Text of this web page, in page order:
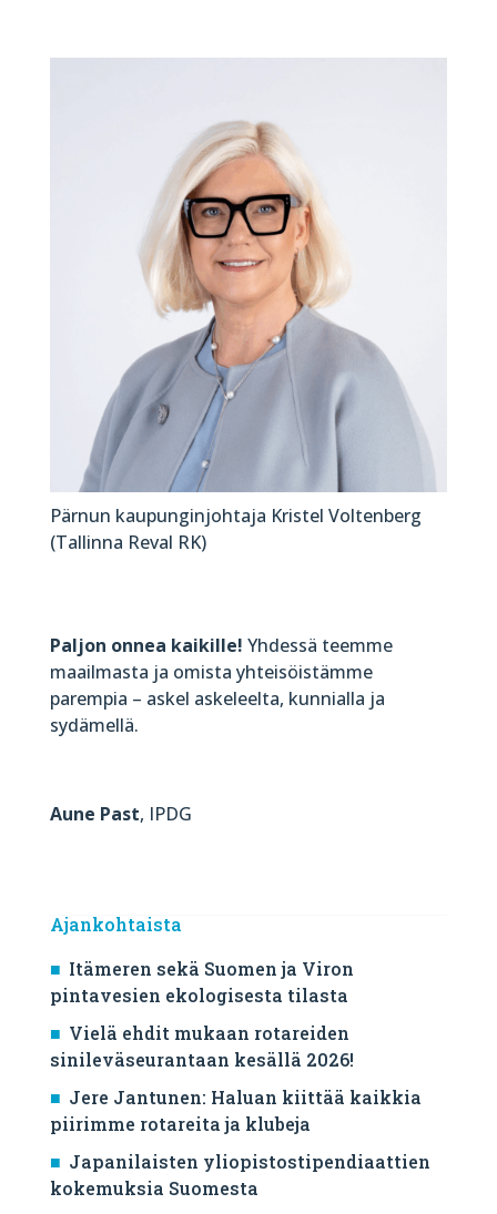
Pärnun kaupunginjohtaja Kristel Voltenberg
(Tallinna Reval RK)
Paljon onnea kaikille! Yhdessä teemme
maailmasta ja omista yhteisöistämme
parempia – askel askeleelta, kunnialla ja
sydämellä.
Aune Past, IPDG
Ajankohtaista
Itämeren sekä Suomen ja Viron
pintavesien ekologisesta tilasta
Vielä ehdit mukaan rotareiden
sinileväseurantaan kesällä 2026!
Jere Jantunen: Haluan kiittää kaikkia
piirimme rotareita ja klubeja
Japanilaisten yliopistostipendiaattien
kokemuksia Suomesta